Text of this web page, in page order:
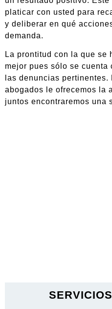
platicar con usted para
y deliberar en qué
demanda.
La prontitud con la que se
mejor pues sólo se cuenta
las denuncias
abogados le ofrecemos la
juntos encontraremos una